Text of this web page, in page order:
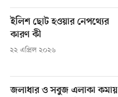
ইলিশ ছোট হওয়ার নেপথ্যের
কারণ কী
২২ এপ্রিল ২০২৬
জলাধার ও সবুজ এলাকা কমায়